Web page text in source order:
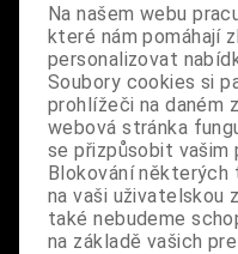
Řetěz na kalhoty
sedmiřadý
Dodání dny:skladem
Cena: 890
Na našem webu
které nám pomáhají
personalizovat
Soubory cookies si
prohlížeči na daném
webová stránka
se přizpůsobit vašim
Blokování některých
na vaši uživatelskou
také nebudeme
na základě vašich